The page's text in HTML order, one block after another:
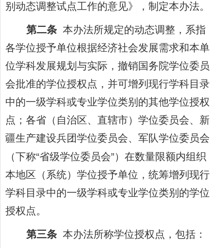
别动态调整试点工作的意见》，制定本办法。
第二条 本办法所规定的动态调整，系指
各学位授予单位根据经济社会发展需求和本单
位学科发展规划与实际，撤销国务院学位委员
会批准的学位授权点，并可增列现行学科目录
中的一级学科或专业学位类别的其他学位授权
点；各省（自治区、直辖市）学位委员会、新
疆生产建设兵团学位委员会、军队学位委员会
（下称“省级学位委员会”）在数量限额内组织
本地区（系统）学位授予单位，统筹增列现行
学科目录中的一级学科或专业学位类别的学位
授权点。
第三条 本办法所称学位授权点，包括：